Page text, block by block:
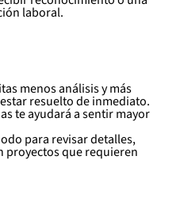
laboral.
menos análisis y más
resuelto de inmediato.
te ayudará a sentir mayor
para revisar detalles,
proyectos que requieren